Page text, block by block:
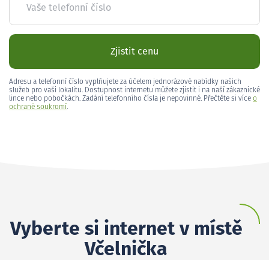
Vaše telefonní číslo
Zjistit cenu
Adresu a telefonní číslo vyplňujete za účelem jednorázové nabídky našich
služeb pro vaši lokalitu. Dostupnost internetu můžete zjistit i na naší zákaznické
lince nebo pobočkách. Zadání telefonního čísla je nepovinné. Přečtěte si více o
ochraně soukromí.
Vyberte si internet v místě
Včelnička